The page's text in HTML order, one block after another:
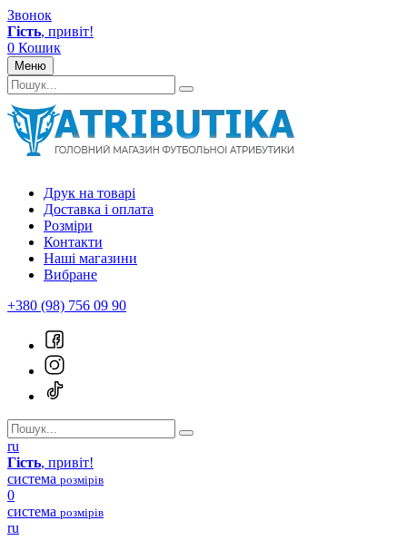
Звонок
Гість, привіт!
0 Кошик
Меню
Друк на товарі
Доставка і оплата
Розміри
Контакти
Наші магазини
Вибране
+380 (98) 756 09 90
ru
Гість, привіт!
система розмірів
0
система розмірів
ru